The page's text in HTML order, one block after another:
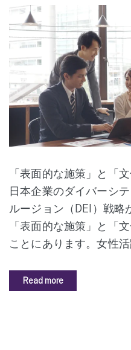
「表面的な施策」と「
日本企業のダイバーシ
ルージョン（DEI）戦略
「表面的な施策」と「
ことにあります。女性
Read more